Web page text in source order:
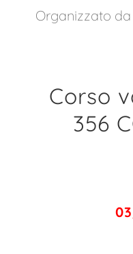
Organizzato
Corso
356